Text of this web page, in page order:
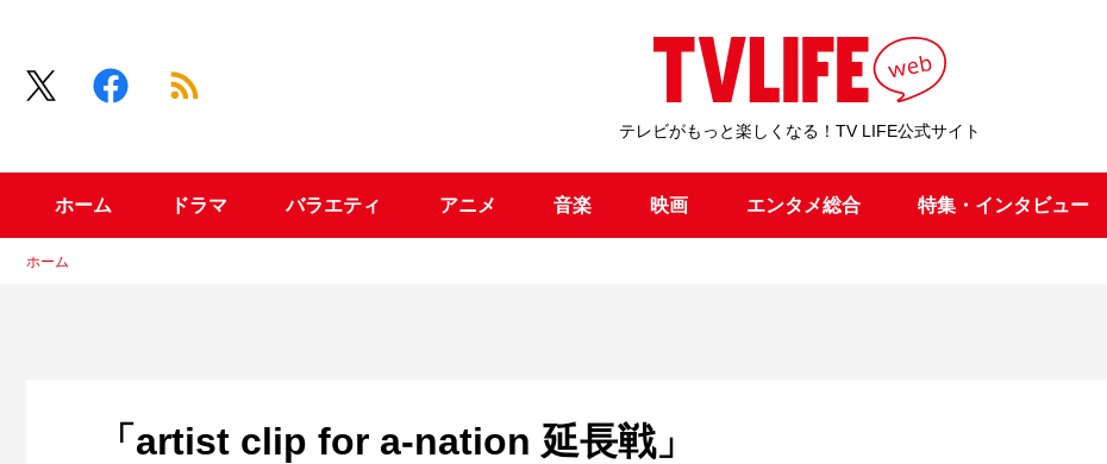
テレビがもっと楽しくなる！TV LIFE公式サイト
ホーム ドラマ バラエティ アニメ 音楽 映画 エンタメ総合 特集・インタビュー
ホーム
「artist clip for a-nation 延長戦」